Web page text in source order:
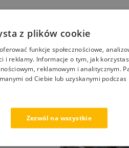
z plików cookie
funkcje społecznościowe,
i reklamy. Informacje o tym, jak
reklamowym i analitycznym.
od Ciebie lub uzyskanymi podczas
Zezwól na wszystkie